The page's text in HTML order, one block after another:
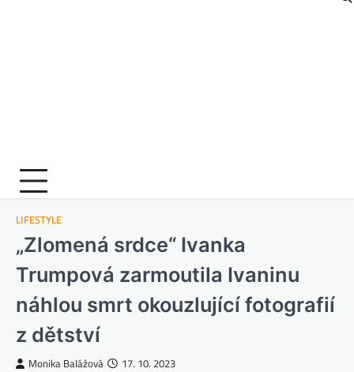
LIFESTYLE
„Zlomená srdce“ Ivanka
Trumpová zarmoutila Ivaninu
náhlou smrt okouzlující fotografií
z dětství
Monika Balážová 17. 10. 2023